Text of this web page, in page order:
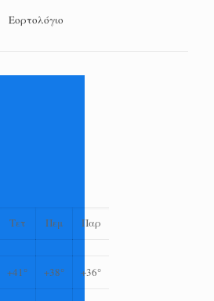
Εορτολόγιο
Τετ Πεμ Παρ
+41° +38° +36°